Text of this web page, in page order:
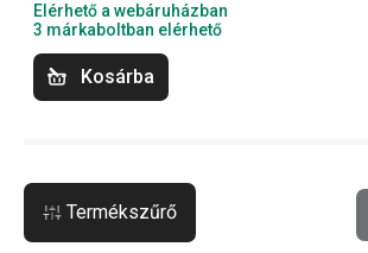
Elérhető a webáruházban
3 márkaboltban elérhető
Kosárba
Termékszűrő